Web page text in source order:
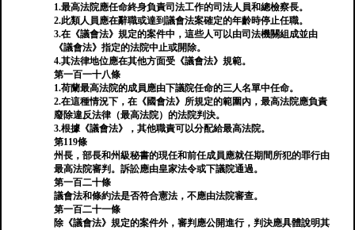
1.最高法院應任命終身負責司法工作的司法人員和總檢察長。
2.此類人員應在辭職或達到議會法案確定的年齡時停止任職。
3.在《議會法》規定的案件中，這些人可以由司法機關組成並由
《議會法》指定的法院中止或開除。
4.其法律地位應在其他方面受《議會法》規範。
第一百一十八條
1.荷蘭最高法院的成員應由下議院任命的三人名單中任命。
2.在這種情況下，在《國會法》所規定的範圍內，最高法院應負責
廢除違反法律（最高法院）的法院判決。
3.根據《議會法》，其他職責可以分配給最高法院。
第119條
州長，部長和州級秘書的現任和前任成員應就任期間所犯的罪行由
最高法院審判。訴訟應由皇家法令或下議院通過。
第一百二十條
議會法和條約法是否符合憲法，不應由法院審查。
第一百二十一條
除《議會法》規定的案件外，審判應公開進行，判決應具體說明其